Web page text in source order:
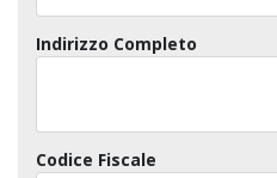
Indirizzo Completo
Codice Fiscale